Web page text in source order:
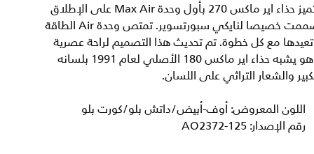
يتميز حذاء اير ماكس 270 بأول وحدة Max Air على الإطلاق
صممت خصيصا لنايكي سبورتسوير. تمتص وحدة Air الطاقة
مع كل خطوة. تم تحديث هذا التصميم لراحة عصرية
وهو يشبه حذاء اير ماكس 180 الأصلي لعام 1991 بلسانه
والشعار التراثي على اللسان.
اللون المعروض: أوف-أبيض/داتش بلو/كورت بلو
رقم الإصدار: AO2372-125